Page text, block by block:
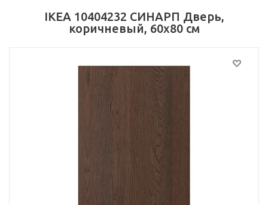
IKEA 10404232 СИНАРП Дверь,
коричневый, 60x80 см